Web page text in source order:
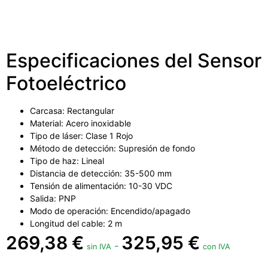
Especificaciones del Sensor
Fotoeléctrico
Carcasa: Rectangular
Material: Acero inoxidable
Tipo de láser: Clase 1 Rojo
Método de detección: Supresión de fondo
Tipo de haz: Lineal
Distancia de detección: 35-500 mm
Tensión de alimentación: 10-30 VDC
Salida: PNP
Modo de operación: Encendido/apagado
Longitud del cable: 2 m
269,38 € sin IVA - 325,95 € con IVA